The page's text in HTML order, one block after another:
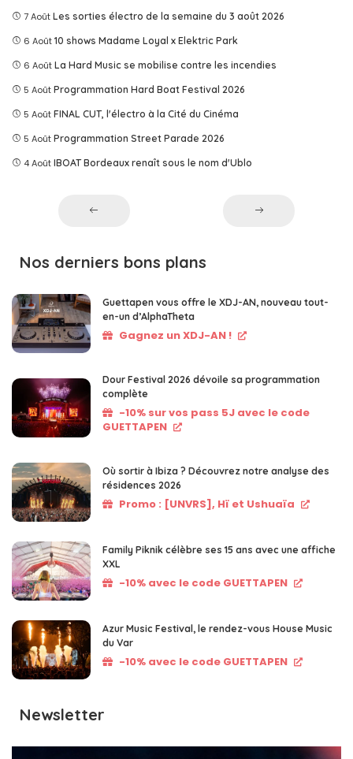
7 Août Les sorties électro de la semaine du 3 août 2026
6 Août 10 shows Madame Loyal x Elektric Park
6 Août La Hard Music se mobilise contre les incendies
5 Août Programmation Hard Boat Festival 2026
5 Août FINAL CUT, l'électro à la Cité du Cinéma
5 Août Programmation Street Parade 2026
4 Août IBOAT Bordeaux renaît sous le nom d'Ublo
Nos derniers bons plans
Guettapen vous offre le XDJ-AN, nouveau tout-
en-un d’AlphaTheta
Gagnez un XDJ-AN !
Dour Festival 2026 dévoile sa programmation
complète
-10% sur vos pass 5J avec le code
GUETTAPEN
Où sortir à Ibiza ? Découvrez notre analyse des
résidences 2026
Promo : [UNVRS], Hï et Ushuaïa
Family Piknik célèbre ses 15 ans avec une affiche
XXL
-10% avec le code GUETTAPEN
Azur Music Festival, le rendez-vous House Music
du Var
-10% avec le code GUETTAPEN
Newsletter